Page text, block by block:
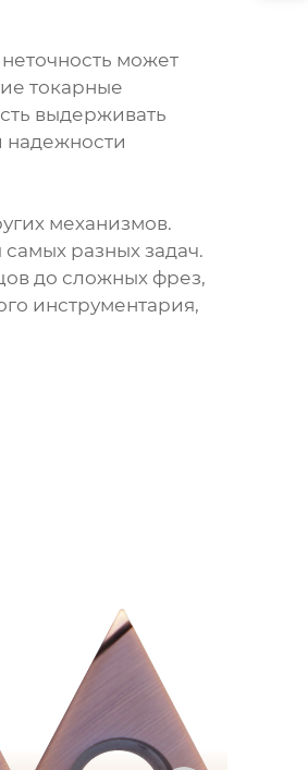
может
токарные
выдерживать
надежности
механизмов.
разных задач.
до сложных фрез,
инструментария,